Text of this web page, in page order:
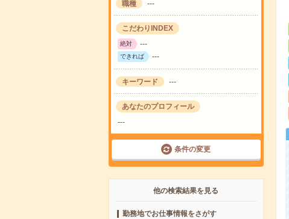
職種 ---
こだわりINDEX
絶対 ---
できれば ---
キーワード ---
あなたのプロフィール
---
条件の変更
他の検索結果を見る
勤務地でお仕事情報をさがす